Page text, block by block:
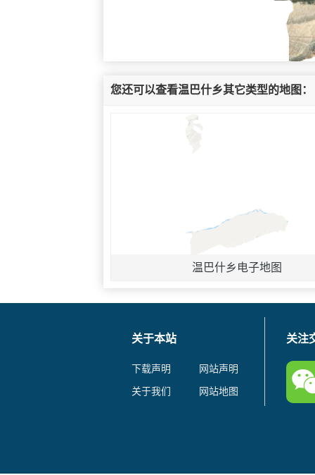
您还可以查看温巴什乡其它类型的地图：
温巴什乡电子地图
关于本站
下载声明
网站声明
关于我们
网站地图
关注